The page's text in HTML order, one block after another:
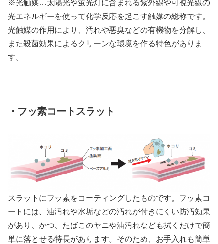
※光触媒…太陽光や蛍光灯に含まれる紫外線や可視光線の
光エネルギーを使って化学反応を起こす触媒の総称です。
光触媒の作用により、汚れや悪臭などの有機物を分解し、
また殺菌効果によるクリーンな環境を作る特色がありま
す。
・フッ素コートスラット
スラットにフッ素をコーティングしたものです。フッ素コ
ートには、油汚れや水垢などの汚れが付きにくい防汚効果
があり、かつ、たばこのヤニや油汚れなども拭くだけで簡
単に落とせる特長があります。そのため、お手入れも簡単